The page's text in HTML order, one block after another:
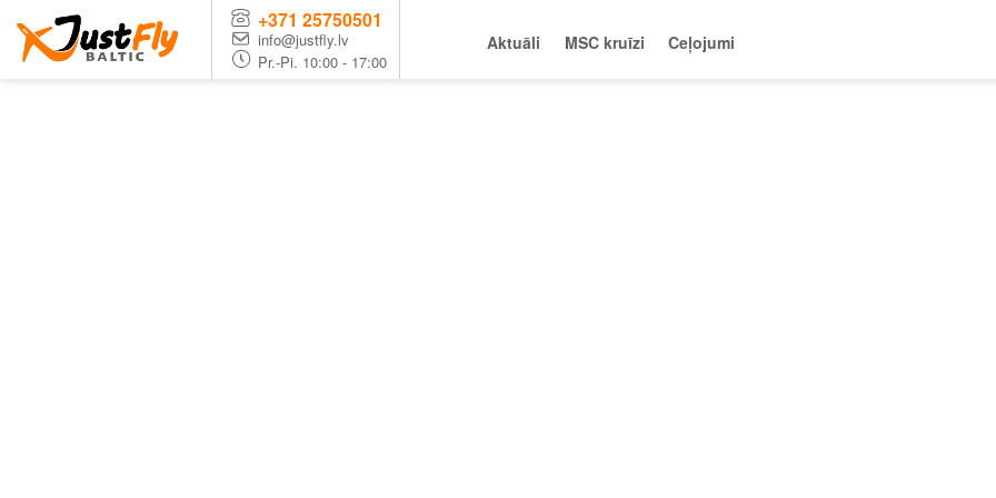
+371 25750501
info@justfly.lv
Pr.-Pi. 10:00 - 17:00
Aktuāli MSC kruīzi Ceļojumi